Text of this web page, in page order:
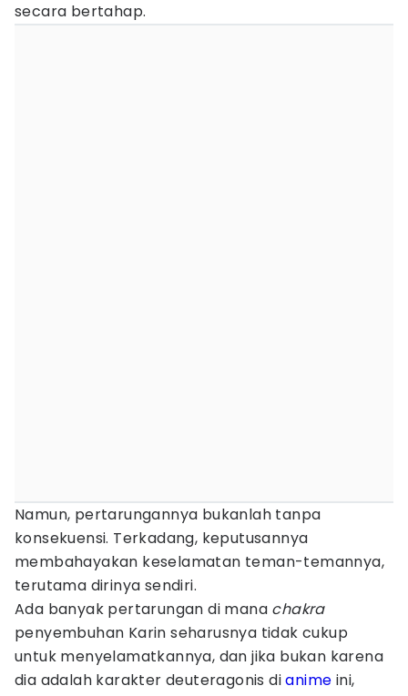
secara bertahap.
Namun, pertarungannya bukanlah tanpa
konsekuensi. Terkadang, keputusannya
membahayakan keselamatan teman-temannya,
terutama dirinya sendiri.
Ada banyak pertarungan di mana chakra
penyembuhan Karin seharusnya tidak cukup
untuk menyelamatkannya, dan jika bukan karena
dia adalah karakter deuteragonis dianime ini,